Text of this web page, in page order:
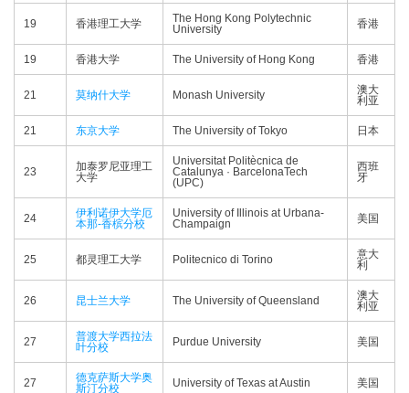
19 香港理工大学
The Hong Kong Polytechnic
University
香港
19 香港大学 The University of Hong Kong 香港
21 莫纳什大学 Monash University
澳大
利亚
21 东京大学 The University of Tokyo 日本
23
加泰罗尼亚理工
大学
Universitat Politècnica de
Catalunya · BarcelonaTech
(UPC)
西班
牙
24
伊利诺伊大学厄
本那-香槟分校
University of Illinois at Urbana-
Champaign
美国
25 都灵理工大学 Politecnico di Torino
意大
利
26 昆士兰大学 The University of Queensland
澳大
利亚
27
普渡大学西拉法
叶分校
Purdue University 美国
27
德克萨斯大学奥
斯汀分校
University of Texas at Austin 美国